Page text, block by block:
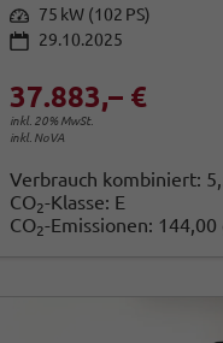
Leistung 75 kW (102 PS)
29.10.2025
37.883,– €
inkl. 20% MwSt.
inkl. NoVA
Verbrauch kombiniert:
CO2-Klasse: E
CO2-Emissionen: 144,00